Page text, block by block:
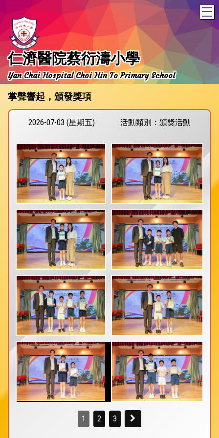
仁濟醫院蔡衍濤小學
Yan Chai Hospital Choi Hin To Primary School
掌聲響起，頒發獎項
2026-07-03 (星期五) 活動類別：頒獎活動
1 2 3